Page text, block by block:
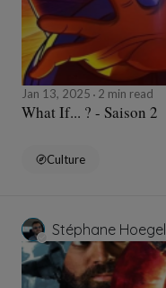
Jan 13, 2025 2 min read
What If... ? - Saison 2
Culture
Stéphane Hoegel